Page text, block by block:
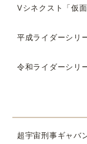
Vシネクスト「仮
平成ライダーシリ
令和ライダーシリ
超宇宙刑事ギャバ